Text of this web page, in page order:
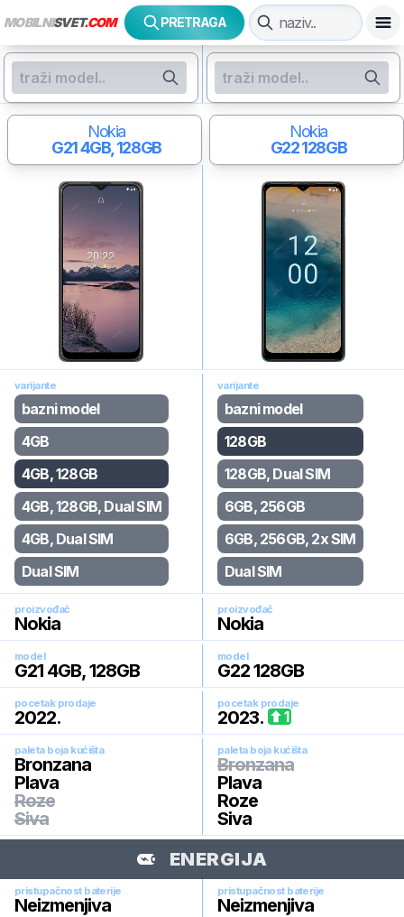
MOBILNISVET.COM PRETRAGA
Nokia
G214GB, 128GB
Nokia
G22128GB
varijante
bazni model
4GB
4GB, 128GB
4GB, 128GB, Dual SIM
4GB, Dual SIM
Dual SIM
varijante
bazni model
128GB
128GB, Dual SIM
6GB, 256GB
6GB, 256GB, 2x SIM
Dual SIM
proizvođač
Nokia
proizvođač
Nokia
model
G21 4GB, 128GB
model
G22 128GB
pocetak prodaje
2022.
pocetak prodaje
2023. 1
paleta boja kućišta
Bronzana
Plava
Roze
Siva
paleta boja kućišta
Bronzana
Plava
Roze
Siva
ENERGIJA
pristupačnost baterije
Neizmenjiva
pristupačnost baterije
Neizmenjiva